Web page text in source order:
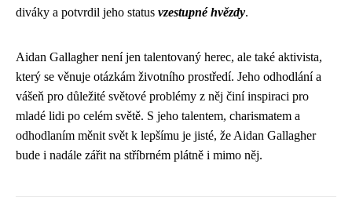
diváky a potvrdil jeho status vzestupné hvězdy.
Aidan Gallagher není jen talentovaný herec, ale také aktivista,
který se věnuje otázkám životního prostředí. Jeho odhodlání a
vášeň pro důležité světové problémy z něj činí inspiraci pro
mladé lidi po celém světě. S jeho talentem, charismatem a
odhodlaním měnit svět k lepšímu je jisté, že Aidan Gallagher
bude i nadále zářit na stříbrném plátně i mimo něj.